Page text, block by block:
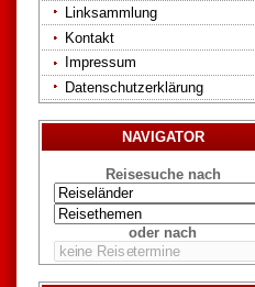
Linksammlung
Kontakt
Impressum
Datenschutzerklärung
NAVIGATOR
Reisesuche nach
oder nach